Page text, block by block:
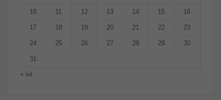
10 11 12 13 14 15 16
17 18 19 20 21 22 23
24 25 26 27 28 29 30
31
« iul.